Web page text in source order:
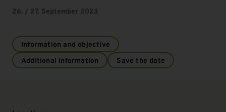
26. / 27. September 2023
Information and objective
Additional information
Save the date